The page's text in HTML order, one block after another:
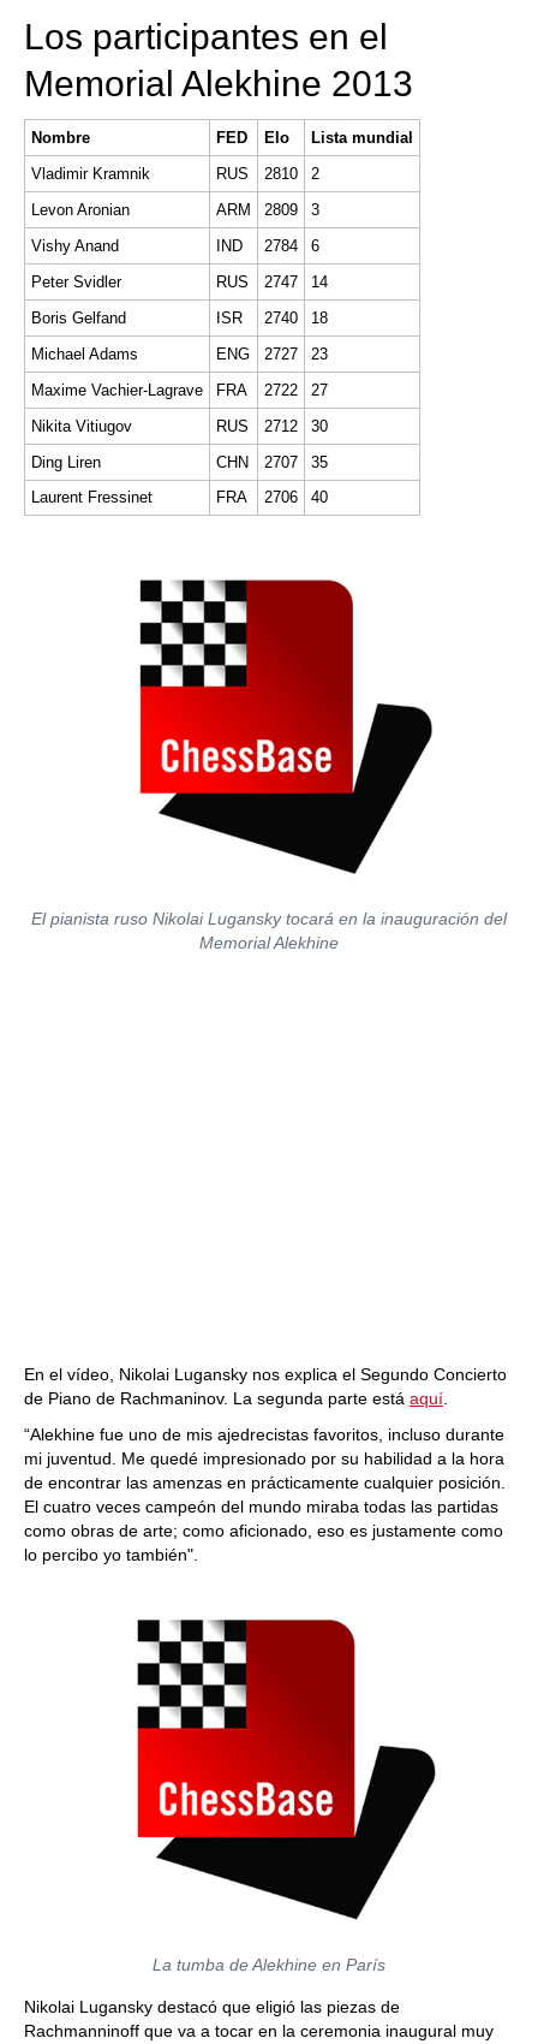
Los participantes en el
Memorial Alekhine 2013
Nombre FED Elo
Lista mundial
Vladimir Kramnik
RUS 2810
2
Levon Aronian
ARM 2809
3
Vishy Anand
IND 2784
6
Peter Svidler
RUS 2747
14
Boris Gelfand
ISR 2740
18
Michael Adams
ENG 2727
23
Maxime Vachier-Lagrave
FRA 2722
27
Nikita Vitiugov
RUS 2712
30
Ding Liren
CHN 2707
35
Laurent Fressinet
FRA 2706 40
El pianista ruso Nikolai Lugansky tocará en la inauguración del
Memorial Alekhine
En el vídeo, Nikolai Lugansky nos explica el Segundo Concierto
de Piano de Rachmaninov. La segunda parte está aquí
“Alekhine fue uno de mis ajedrecistas favoritos, incluso durante
mi juventud. Me quedé impresionado por su habilidad a la hora
de encontrar las amenzas en prácticamente cualquier posición.
El cuatro veces campeón del mundo miraba todas las partidas
como obras de arte; como aficionado, eso es justamente como
lo percibo yo también".
La tumba de Alekhine en París
Nikolai Lugansky destacó que eligió las piezas de
Rachmanninoff que va a tocar en la ceremonia inaugural muy